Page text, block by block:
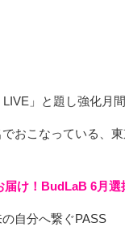
」と題し強化月
おこなっている、
け！BudLaB 6月選
自分へ繋ぐPASS